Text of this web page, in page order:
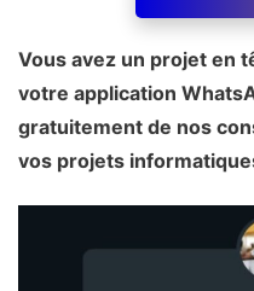
Vous avez un projet en
votre application
gratuitement de nos
vos projets